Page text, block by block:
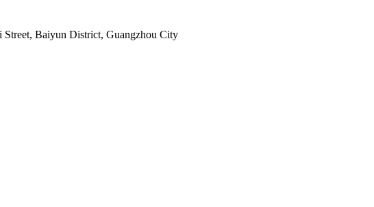
Baiyun District, Guangzhou City